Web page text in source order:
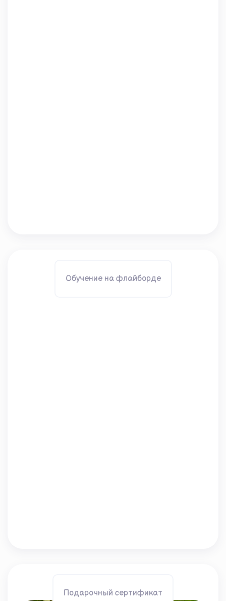
Обучение на флайборде
Подарочный сертификат